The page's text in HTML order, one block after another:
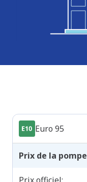
Euro 95
Prix de la pompe